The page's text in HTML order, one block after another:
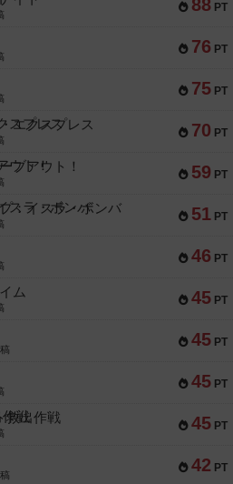
88 PT
76 PT
75 PT
70 PT
エクスプレス
59 PT
ブアウト！
51 PT
：イスラ・ボンバ
46 PT
45 PT
ム
45 PT
45 PT
45 PT
救出作戦
42 PT